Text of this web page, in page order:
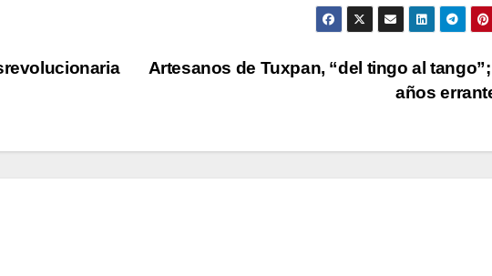
Artesanos de Tuxpan, “del tingo al
años